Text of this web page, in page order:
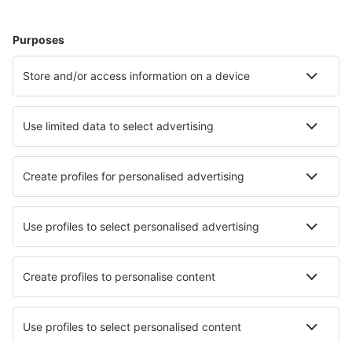
Unterkunft in Porto Unterkunft in Lissabon
Unterkunft in Moncarapacho Unterkunft in Lajes Das Flores
Unterkunft in Oliveira do Hospital Unterkunft in Aljezur
Die besten Unterkünfte - Städte
Unterkunft in Melide Unterkunft in Flatdal
Unterkunft in Cogliate Unterkunft in Forest Hill
Unterkunft in Chipping Campden Unterkunft in Uhrinovice